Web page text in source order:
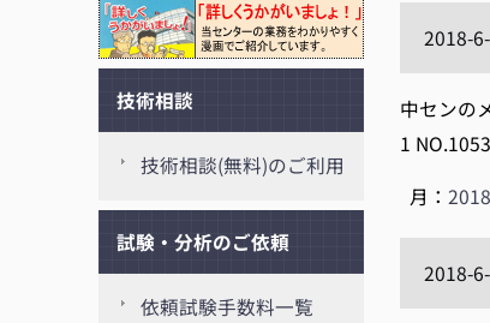
2018-
中セン
1
月：
2018-
技術相談
技術相談(無料)のご利用
試験・分析のご依頼
依頼試験手数料一覧